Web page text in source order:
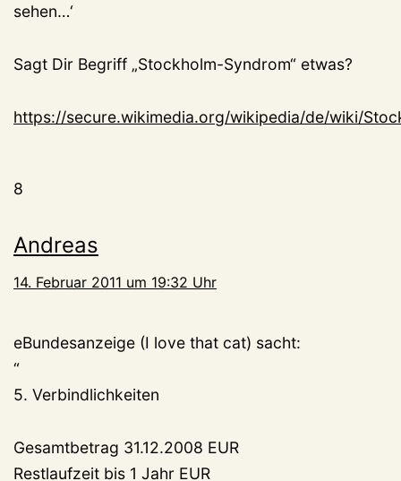
sehen…‘
Sagt Dir Begriff „Stockholm-Syndrom“ etwas?
https://secure.wikimedia.org/wikipedia/de/wiki/
8
Andreas
14. Februar 2011 um 19:32 Uhr
eBundesanzeige (I love that cat) sacht:
“
5. Verbindlichkeiten
Gesamtbetrag 31.12.2008 EUR
Restlaufzeit bis 1 Jahr EUR